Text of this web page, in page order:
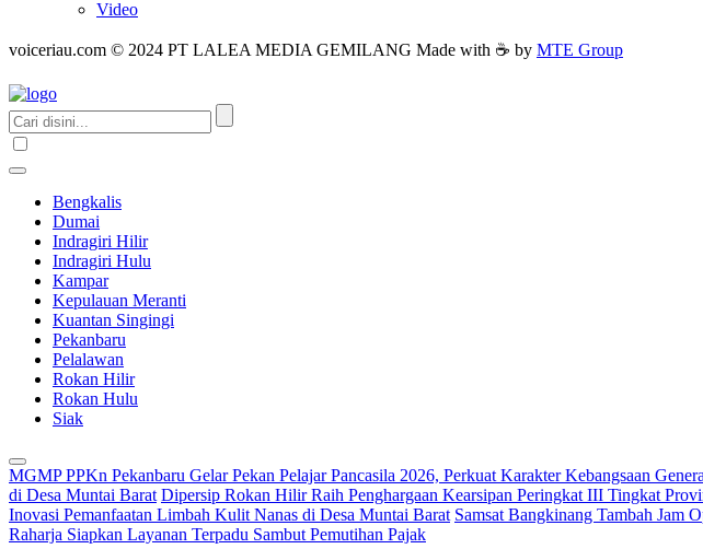
Video
voiceriau.com © 2024 PT LALEA MEDIA GEMILANG Made with ☕ by MTE Group
Bengkalis
Dumai
Indragiri Hilir
Indragiri Hulu
Kampar
Kepulauan Meranti
Kuantan Singingi
Pekanbaru
Pelalawan
Rokan Hilir
Rokan Hulu
Siak
MGMP PPKn Pekanbaru Gelar Pekan Pelajar Pancasila 2026, Perkuat Karakter Kebangsaan
di Desa Muntai Barat Dipersip Rokan Hilir Raih Penghargaan Kearsipan Peringkat III Tingkat
Inovasi Pemanfaatan Limbah Kulit Nanas di Desa Muntai Barat Samsat Bangkinang Tambah Jam
Raharja Siapkan Layanan Terpadu Sambut Pemutihan Pajak